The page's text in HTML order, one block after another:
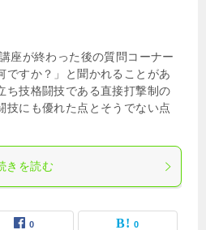
座が終わった後の質問コーナー
ですか？」と聞かれることがあ
ち技格闘技である直接打撃制の
技にも優れた点とそうでない点
きを読む
0 0